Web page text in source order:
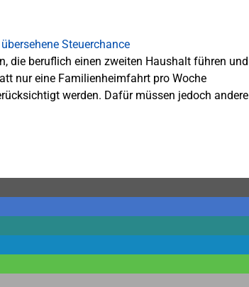
die beruflich einen zweiten Haushalt führen und
nur eine Familienheimfahrt pro Woche
werden. Dafür müssen jedoch andere